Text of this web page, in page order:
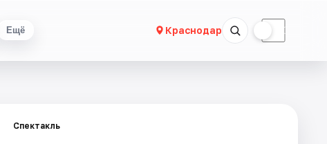
Ещё Краснодар ☾
Спектакль